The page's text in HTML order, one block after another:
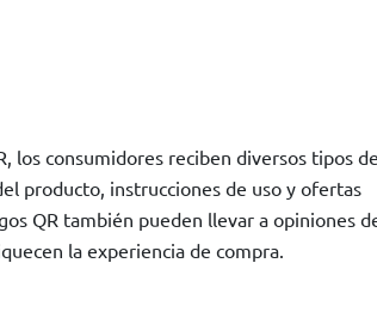
los consumidores reciben diversos tipos de
producto, instrucciones de uso y ofertas
QR también pueden llevar a opiniones
la experiencia de compra.